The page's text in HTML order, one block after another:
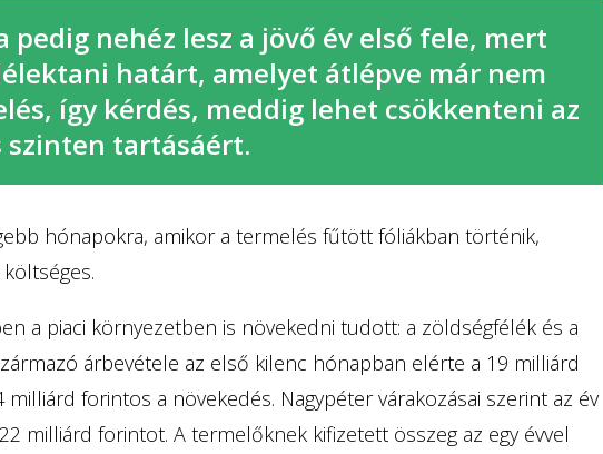
pedig nehéz lesz a jövő év első fele, mert
határt, amelyet átlépve már nem
így kérdés, meddig lehet csökkenteni az
szinten tartásáért.
hónapokra, amikor a termelés fűtött fóliákban történik,
a piaci környezetben is növekedni tudott: a zöldségfélék és a
árbevétele az első kilenc hónapban elérte a 19 milliárd
forintos a növekedés. Nagypéter várakozásai szerint az év
milliárd forintot. A termelőknek kifizetett összeg az egy évvel